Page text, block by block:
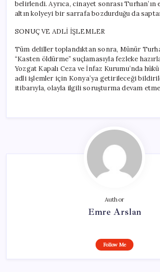
belirlendi. Ayrıca, cinayet sonrası
altın kolyeyi bir sarrafa bozdurduğu da
SONUÇ VE ADLİ İŞLEMLER
Tüm deliller toplandıktan sonra, Münür
“Kasten öldürme” suçlamasıyla fezleke
Yozgat Kapalı Ceza ve İnfaz Kurumu’nda
adli işlemler için Konya’ya getirileceği
itibarıyla, olayla ilgili soruşturma devam
Author
Emre Arslan
Follow Me